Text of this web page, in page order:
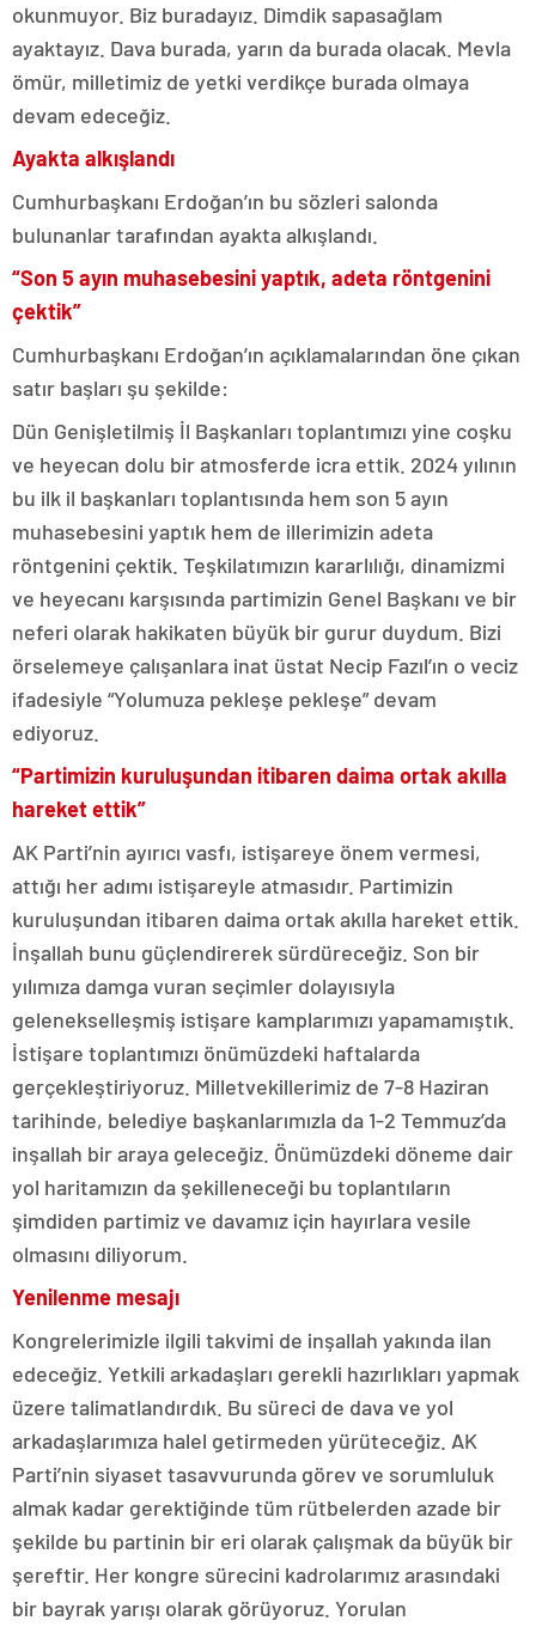
okunmuyor. Biz buradayız. Dimdik sapasağlam
ayaktayız. Dava burada, yarın da burada olacak. Mevla
ömür, milletimiz de yetki verdikçe burada olmaya
devam edeceğiz.
Ayakta alkışlandı
Cumhurbaşkanı Erdoğan’ın bu sözleri salonda
bulunanlar tarafından ayakta alkışlandı.
“Son 5 ayın muhasebesini yaptık, adeta röntgenini
çektik”
Cumhurbaşkanı Erdoğan’ın açıklamalarından öne çıkan
satır başları şu şekilde:
Dün Genişletilmiş İl Başkanları toplantımızı yine coşku
ve heyecan dolu bir atmosferde icra ettik. 2024 yılının
bu ilk il başkanları toplantısında hem son 5 ayın
muhasebesini yaptık hem de illerimizin adeta
röntgenini çektik. Teşkilatımızın kararlılığı, dinamizmi
ve heyecanı karşısında partimizin Genel Başkanı ve bir
neferi olarak hakikaten büyük bir gurur duydum. Bizi
örselemeye çalışanlara inat üstat Necip Fazıl’ın o veciz
ifadesiyle “Yolumuza pekleşe pekleşe” devam
ediyoruz.
“Partimizin kuruluşundan itibaren daima ortak akılla
hareket ettik”
AK Parti’nin ayırıcı vasfı, istişareye önem vermesi,
attığı her adımı istişareyle atmasıdır. Partimizin
kuruluşundan itibaren daima ortak akılla hareket ettik.
İnşallah bunu güçlendirerek sürdüreceğiz. Son bir
yılımıza damga vuran seçimler dolayısıyla
gelenekselleşmiş istişare kamplarımızı yapamamıştık.
İstişare toplantımızı önümüzdeki haftalarda
gerçekleştiriyoruz. Milletvekillerimiz de 7-8 Haziran
tarihinde, belediye başkanlarımızla da 1-2 Temmuz’da
inşallah bir araya geleceğiz. Önümüzdeki döneme dair
yol haritamızın da şekilleneceği bu toplantıların
şimdiden partimiz ve davamız için hayırlara vesile
olmasını diliyorum.
Yenilenme mesajı
Kongrelerimizle ilgili takvimi de inşallah yakında ilan
edeceğiz. Yetkili arkadaşları gerekli hazırlıkları yapmak
üzere talimatlandırdık. Bu süreci de dava ve yol
arkadaşlarımıza halel getirmeden yürüteceğiz. AK
Parti’nin siyaset tasavvurunda görev ve sorumluluk
almak kadar gerektiğinde tüm rütbelerden azade bir
şekilde bu partinin bir eri olarak çalışmak da büyük bir
şereftir. Her kongre sürecini kadrolarımız arasındaki
bir bayrak yarışı olarak görüyoruz. Yorulan